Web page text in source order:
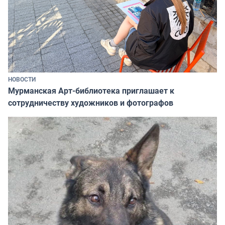
НОВОСТИ
Мурманская Арт-библиотека приглашает к
сотрудничеству художников и фотографов